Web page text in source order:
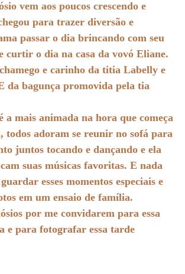
vem aos poucos crescendo e
para trazer diversão e
passar o dia brincando com seu
curtir o dia na casa da vovó Eliane.
e carinho da titia Labelly e
da bagunça promovida pela tia
a mais animada na hora que começa
todos adoram se reunir no sofá para
juntos tocando e dançando e ela
suas músicas favoritas. E nada
esses momentos especiais e
em um ensaio de família.
por me convidarem para essa
e para fotografar essa tarde